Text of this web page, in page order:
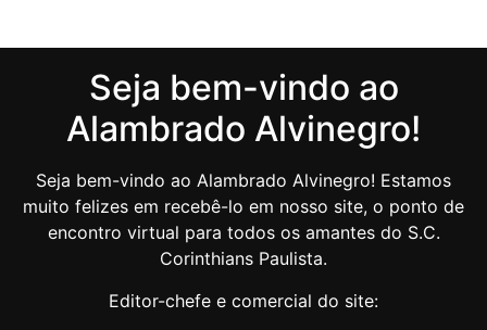
Seja bem-vindo ao
Alambrado Alvinegro!
Seja bem-vindo ao Alambrado Alvinegro! Estamos
muito felizes em recebê-lo em nosso site, o ponto de
encontro virtual para todos os amantes do S.C.
Corinthians Paulista.
Editor-chefe e comercial do site: